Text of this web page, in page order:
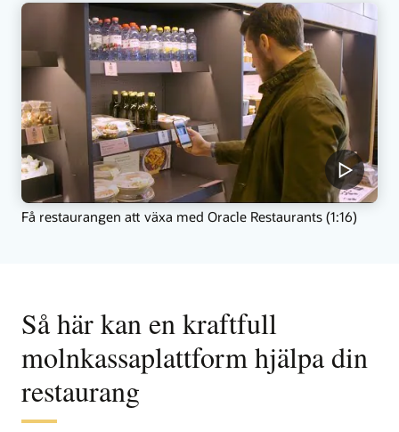
Få restaurangen att växa med Oracle Restaurants (1:16)
Så här kan en kraftfull
molnkassaplattform hjälpa din
restaurang